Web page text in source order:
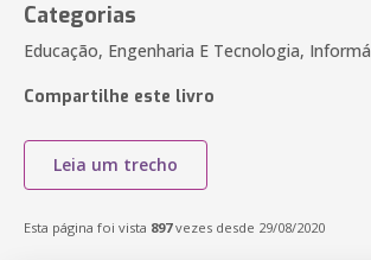
Categorias
Educação, Engenharia E Tecnologia,
Compartilhe este livro
Leia um trecho
Esta página foi vista 897vezes desde 29/08/2020